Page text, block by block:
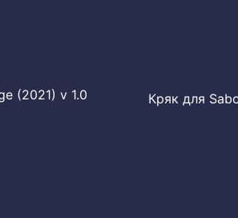
(2021) v 1.0
Кряк для